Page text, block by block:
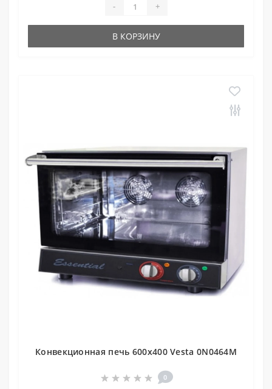
- +
В КОРЗИНУ
Конвекционная печь 600x400 Vesta 0N0464M
0